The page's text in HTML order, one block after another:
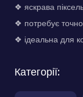
❖ яскрава
❖ потребує
❖ ідеальна для
Категорії: